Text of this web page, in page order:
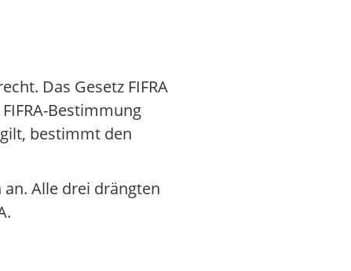
Das Gesetz FIFRA
Bestimmung
bestimmt den
an. Alle drei drängten